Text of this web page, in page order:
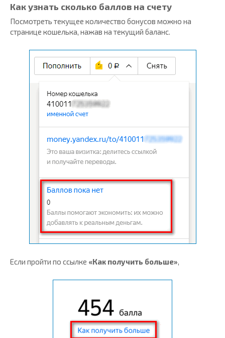
Как узнать сколько баллов на счету
Посмотреть текущее количество бонусов можно на
странице кошелька, нажав на текущий баланс.
Если пройти по ссылке «Как получить больше»,